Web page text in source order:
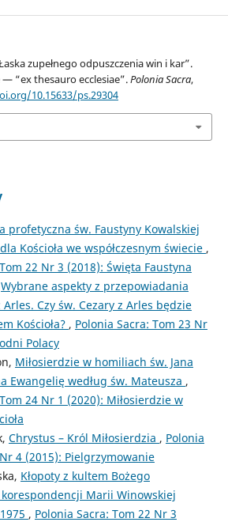
zupełnego odpuszczenia win i kar”.
“ex thesauro ecclesiae”.Polonia Sacra,
10.15633/ps.29304
profetyczna św. Faustyny Kowalskiej
Kościoła we współczesnym świecie ,
22 Nr 3 (2018): Święta Faustyna
Wybrane aspekty z przepowiadania
Czy św. Cezary z Arles będzie
Kościoła? , Polonia Sacra: Tom 23 Nr
Polacy
Miłosierdzie w homiliach św. Jana
Ewangelię według św. Mateusza ,
24 Nr 1 (2020): Miłosierdzie w
Chrystus – Król Miłosierdzia , Polonia
4 (2015): Pielgrzymowanie
Kłopoty z kultem Bożego
Marii Winowskiej
, Polonia Sacra: Tom 22 Nr 3